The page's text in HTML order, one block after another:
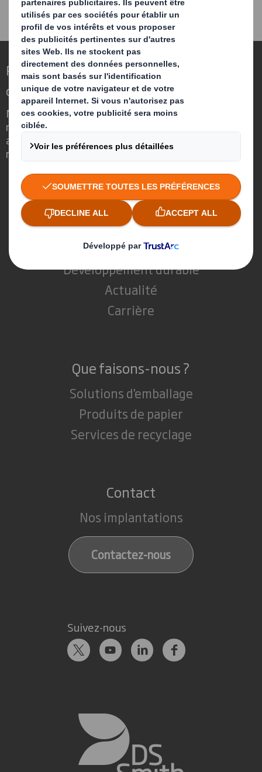
Repenser l’emballage pour un monde qui
change
Nous faisons la différence parce que
nous avons su voir en quoi l'emballage
avait un rôle important à jouer dans le
monde qui nous entoure.
Qui sommes-nous ?
A propos
Investisseurs
Développement durable
Actualité
Carrière
Que faisons-nous ?
Solutions d'emballage
Produits de papier
Services de recyclage
Contact
Nos implantations
Contactez-nous
Suivez-nous